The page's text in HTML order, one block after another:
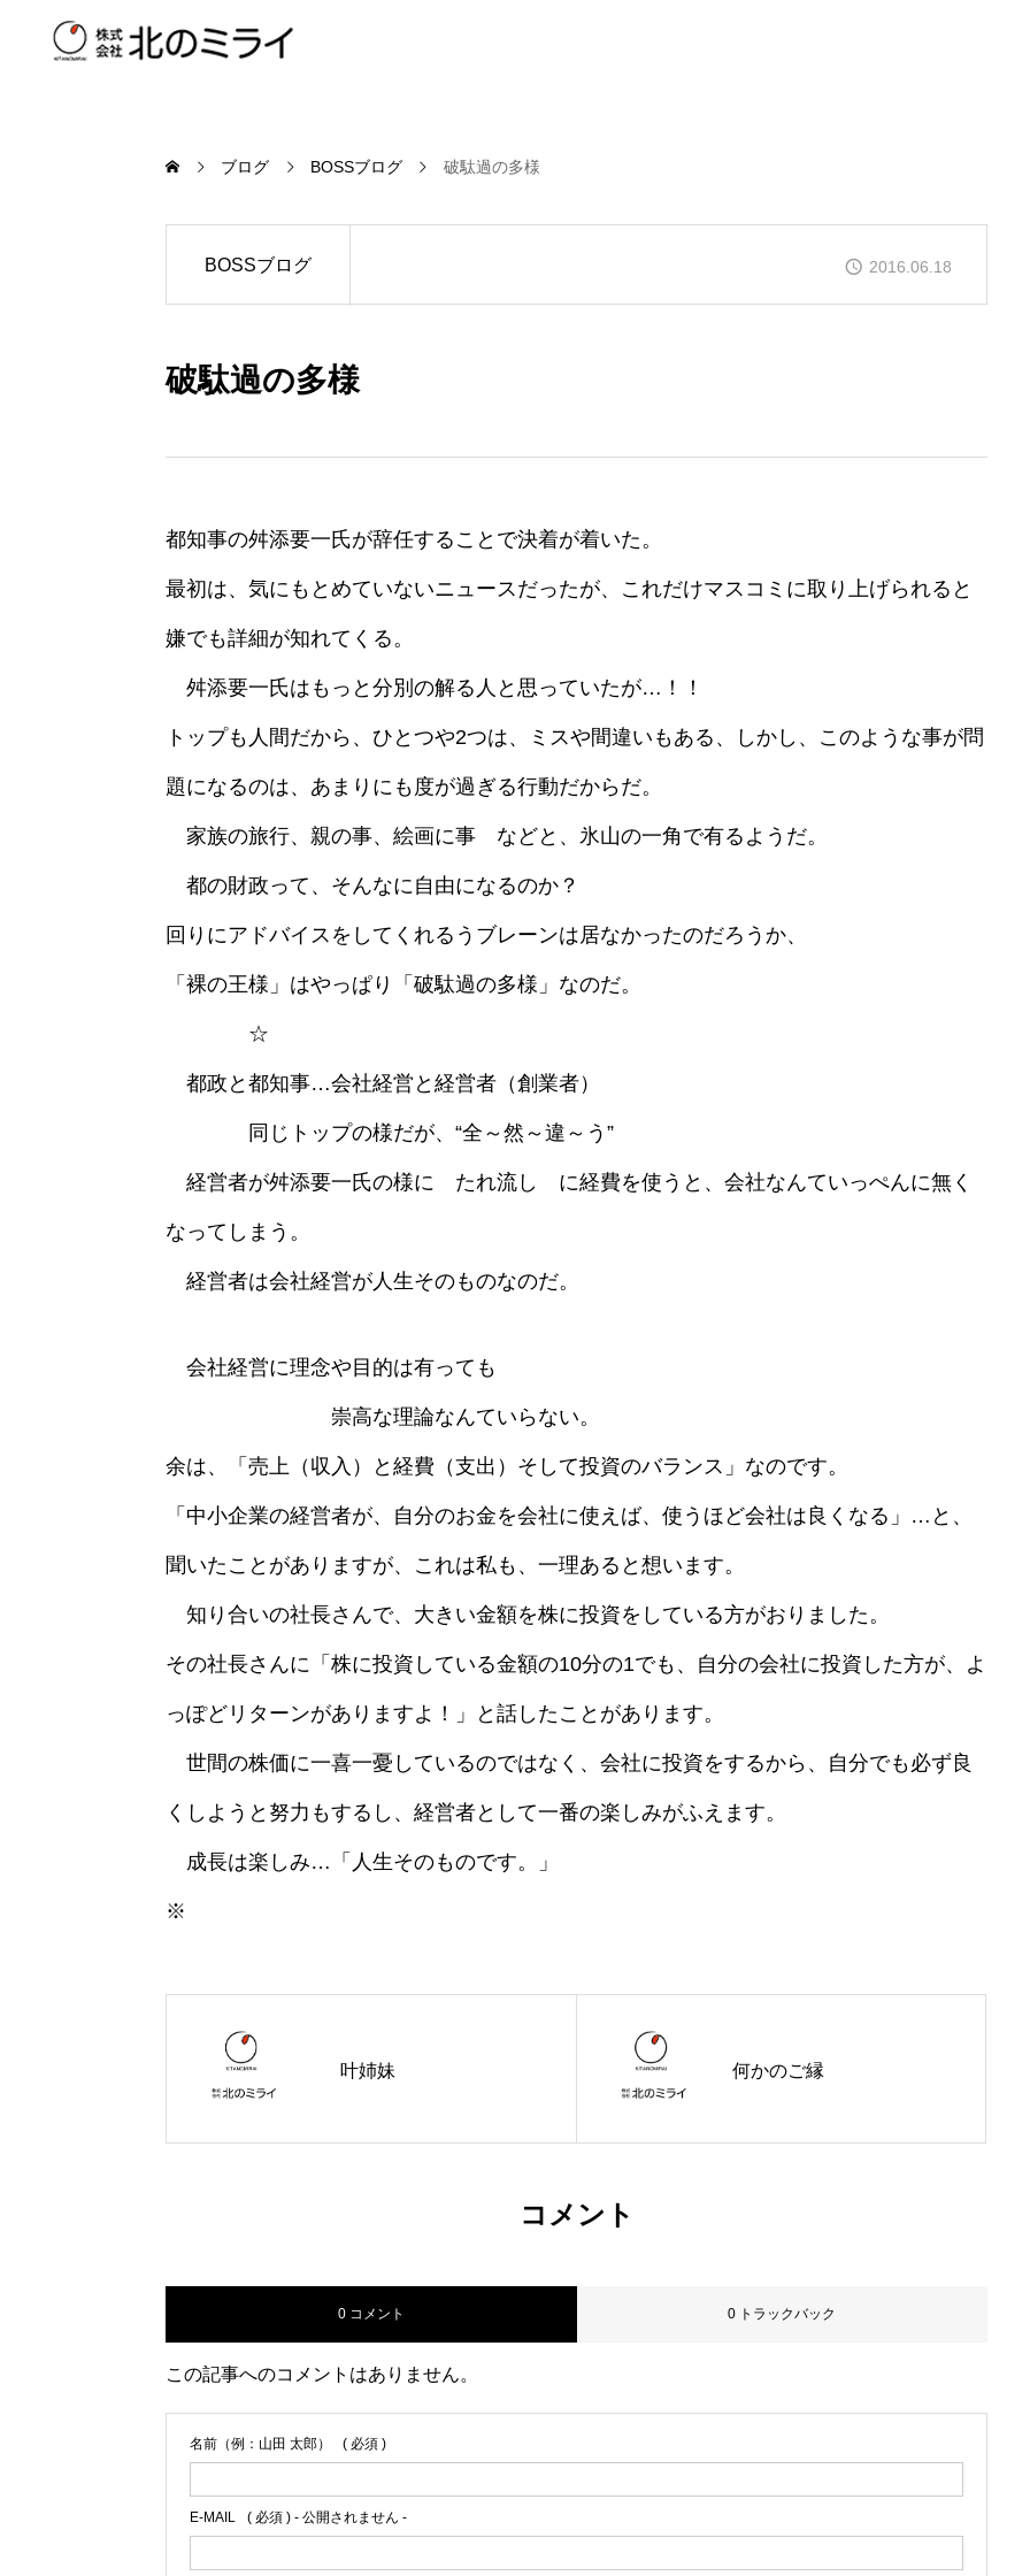
会社概要
ブログ
ブログ BOSSブログ 破駄過の多様
BOSSブログ 2016.06.18
破駄過の多様
都知事の舛添要一氏が辞任することで決着が着いた。
最初は、気にもとめていないニュースだったが、これだけマスコミに取り上げられると
嫌でも詳細が知れてくる。
舛添要一氏はもっと分別の解る人と思っていたが…！！
トップも人間だから、ひとつや2つは、ミスや間違いもある、しかし、このような事が問
題になるのは、あまりにも度が過ぎる行動だからだ。
家族の旅行、親の事、絵画に事 などと、氷山の一角で有るようだ。
都の財政って、そんなに自由になるのか？
回りにアドバイスをしてくれるうブレーンは居なかったのだろうか、
「裸の王様」はやっぱり「破駄過の多様」なのだ。
☆
都政と都知事…会社経営と経営者（創業者）
同じトップの様だが、“全～然～違～う”
経営者が舛添要一氏の様に たれ流し に経費を使うと、会社なんていっぺんに無く
なってしまう。
経営者は会社経営が人生そのものなのだ。
会社経営に理念や目的は有っても
崇高な理論なんていらない。
余は、「売上（収入）と経費（支出）そして投資のバランス」なのです。
「中小企業の経営者が、自分のお金を会社に使えば、使うほど会社は良くなる」…と、
聞いたことがありますが、これは私も、一理あると想います。
知り合いの社長さんで、大きい金額を株に投資をしている方がおりました。
その社長さんに「株に投資している金額の10分の1でも、自分の会社に投資した方が、よ
っぽどリターンがありますよ！」と話したことがあります。
世間の株価に一喜一憂しているのではなく、会社に投資をするから、自分でも必ず良
くしようと努力もするし、経営者として一番の楽しみがふえます。
成長は楽しみ…「人生そのものです。」
※
叶姉妹 何かのご縁
コメント
0 コメント 0 トラックバック
この記事へのコメントはありません。
名前（例：山田 太郎） ( 必須 )
E-MAIL ( 必須 ) - 公開されません -